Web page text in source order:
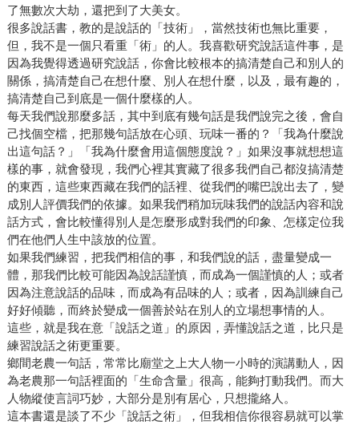
了無數次大劫，還把到了大美女。
很多說話書，教的是說話的「技術」，當然技術也無比重要，
但，我不是一個只看重「術」的人。我喜歡研究說話這件事，是
因為我覺得透過研究說話，你會比較根本的搞清楚自己和別人的
關係，搞清楚自己在想什麼、別人在想什麼，以及，最有趣的，
搞清楚自己到底是一個什麼樣的人。
每天我們說那麼多話，其中到底有幾句話是我們說完之後，會自
己找個空檔，把那幾句話放在心頭、玩味一番的？「我為什麼說
出這句話？」「我為什麼會用這個態度說？」如果沒事就想想這
樣的事，就會發現，我們心裡其實藏了很多我們自己都沒搞清楚
的東西，這些東西藏在我們的話裡、從我們的嘴巴說出去了，變
成別人評價我們的依據。如果我們稍加玩味我們的說話內容和說
話方式，會比較懂得別人是怎麼形成對我們的印象、怎樣定位我
們在他們人生中該放的位置。
如果我們練習，把我們相信的事，和我們說的話，盡量變成一
體，那我們比較可能因為說話謹慎，而成為一個謹慎的人；或者
因為注意說話的品味，而成為有品味的人；或者，因為訓練自己
好好傾聽，而終於變成一個善於站在別人的立場想事情的人。
這些，就是我在意「說話之道」的原因，弄懂說話之道，比只是
練習說話之術更重要。
鄉間老農一句話，常常比廟堂之上大人物一小時的演講動人，因
為老農那一句話裡面的「生命含量」很高，能夠打動我們。而大
人物縱使言詞巧妙，大部分是別有居心，只想攏絡人。
這本書還是談了不少「說話之術」，但我相信你很容易就可以掌